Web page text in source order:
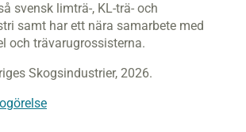
svensk limträ-, KL-trä- och
samt har ett nära samarbete med
och trävarugrossisterna.
Skogsindustrier, 2026.